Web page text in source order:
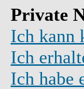
Private
Ich kann
Ich
Ich habe